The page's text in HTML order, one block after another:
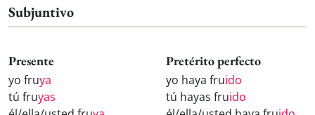
Subjuntivo
Presente
yo fruya
tú fruyas
Pretérito perfecto
yo haya fruido
tú hayas fruido